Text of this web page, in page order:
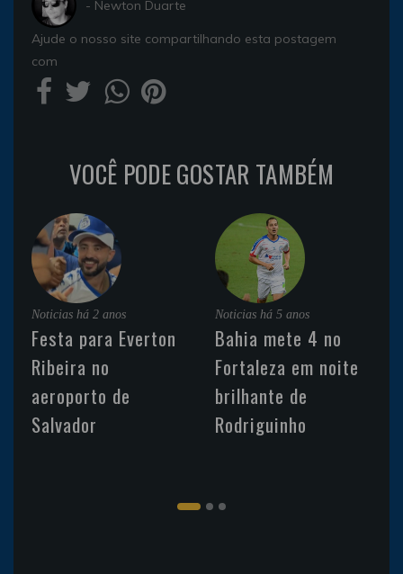
- Newton Duarte
Ajude o nosso site compartilhando esta postagem
com
VOCÊ PODE GOSTAR TAMBÉM
Noticias há 2 anos
Festa para Everton
Ribeira no
aeroporto de
Salvador
Noticias há 5 anos
Bahia mete 4 no
Fortaleza em noite
brilhante de
Rodriguinho